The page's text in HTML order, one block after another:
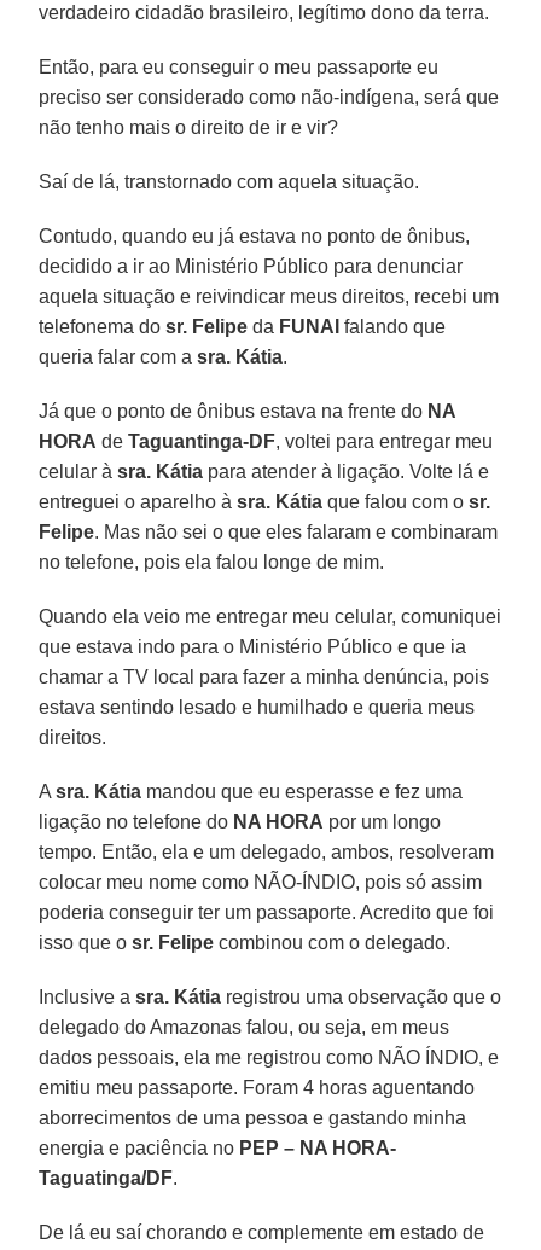
verdadeiro cidadão brasileiro, legítimo dono da terra.
Então, para eu conseguir o meu passaporte eu
preciso ser considerado como não-indígena, será que
não tenho mais o direito de ir e vir?
Saí de lá, transtornado com aquela situação.
Contudo, quando eu já estava no ponto de ônibus,
decidido a ir ao Ministério Público para denunciar
aquela situação e reivindicar meus direitos, recebi um
telefonema dosr. Felipe da FUNAI falando que
queria falar com asra. Kátia.
Já que o ponto de ônibus estava na frente do NA
HORA deTaguantinga-DF, voltei para entregar meu
celular àsra. Kátia para atender à ligação. Volte lá e
entreguei o aparelho à sra. Kátia que falou com osr.
Felipe. Mas não sei o que eles falaram e combinaram
no telefone, pois ela falou longe de mim.
Quando ela veio me entregar meu celular, comuniquei
que estava indo para o Ministério Público e que ia
chamar a TV local para fazer a minha denúncia, pois
estava sentindo lesado e humilhado e queria meus
direitos.
Asra. Kátia mandou que eu esperasse e fez uma
ligação no telefone do NA HORA por um longo
tempo. Então, ela e um delegado, ambos, resolveram
colocar meu nome como NÃO-ÍNDIO, pois só assim
poderia conseguir ter um passaporte. Acredito que foi
isso que osr. Felipe combinou com o delegado.
Inclusive asra. Kátia registrou uma observação que o
delegado do Amazonas falou, ou seja, em meus
dados pessoais, ela me registrou como NÃO ÍNDIO, e
emitiu meu passaporte. Foram 4 horas aguentando
aborrecimentos de uma pessoa e gastando minha
energia e paciência no PEP – NA HORA-
Taguatinga/DF.
De lá eu saí chorando e complemente em estado de